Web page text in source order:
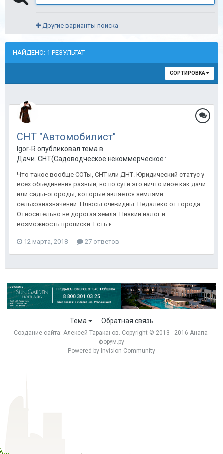
Другие варианты поиска
НАЙДЕНО: 1 РЕЗУЛЬТАТ
СОРТИРОВКА
СНТ "Автомобилист"
Igor-R опубликовал тема в
Дачи. СНТ(Садоводческое некоммерческое товарищество)
Что такое вообще СОТы, СНТ или ДНТ. Юридический статус у
всех объединения разный, но по сути это ничто иное как дачи
или сады-огороды, которые является землями
сельхозназначений. Плюсы очевидны. Недалеко от города.
Относительно не дорогая земля. Низкий налог и
возможность прописки. Есть и...
12 марта, 2018 27 ответов
Тема Обратная связь
Создание сайта: Алексей Тараканов. Copyright © 2013 - 2016 Анапа-
форум.ру
Powered by Invision Community